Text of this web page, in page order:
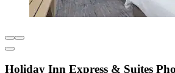
Holiday Inn Express & Suites